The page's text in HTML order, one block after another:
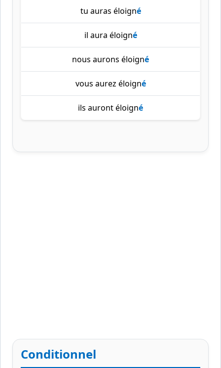
tu auras éloigné
il aura éloigné
nous aurons éloigné
vous aurez éloigné
ils auront éloigné
Conditionnel